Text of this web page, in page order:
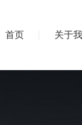
首页 关于